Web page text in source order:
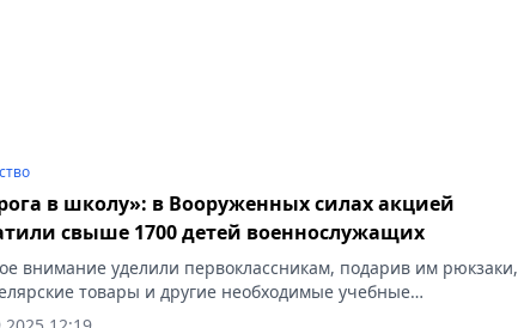
в школу»: в Вооруженных силах акцией
свыше 1700 детей военнослужащих
внимание уделили первоклассникам, подарив им рюкзаки,
товары и другие необходимые учебные
сообщает Vecher.kz.